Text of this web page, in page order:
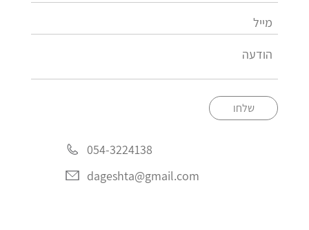
שלחו
054-3224138
dageshta@gmail.com